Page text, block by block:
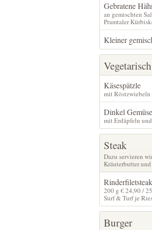
Gebratene
an gemischten
Pramtaler
Kleiner
Vegetarisch
Käsespätzle
mit Röstzwiebeln
Dinkel
mit Erdäpfeln
Steak
Dazu servieren
Kräuterbutter
200 g € 24,90 /
Surf & Turf je
Burger